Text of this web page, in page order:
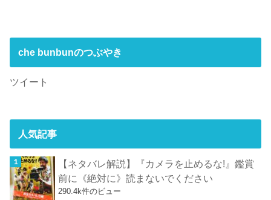
che bunbunのつぶやき
ツイート
人気記事
【ネタバレ解説】『カメラを止めるな!』鑑賞
前に《絶対に》読まないでください
290.4k件のビュー